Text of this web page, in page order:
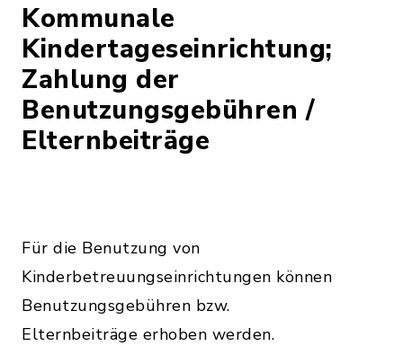
Kommunale
Kindertageseinrichtung;
Zahlung der
Benutzungsgebühren /
Elternbeiträge
Für die Benutzung von
Kinderbetreuungseinrichtungen können
Benutzungsgebühren bzw.
Elternbeiträge erhoben werden.